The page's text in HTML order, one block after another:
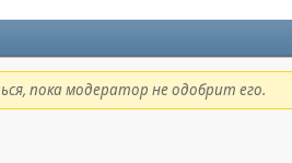
пока модератор не одобрит его.